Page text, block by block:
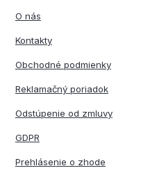
O nás
Kontakty
Obchodné podmienky
Reklamačný poriadok
Odstúpenie od zmluvy
GDPR
Prehlásenie o zhode